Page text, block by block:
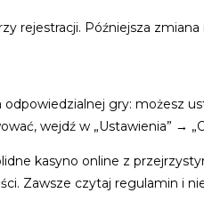
rejestracji. Późniejsza
odpowiedzialnej gry: możesz
wejdź w „Ustawienia” →
kasyno online z
Zawsze czytaj regulamin i